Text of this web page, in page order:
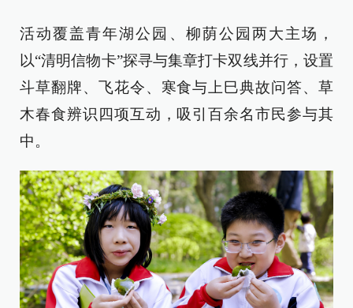
活动覆盖青年湖公园、柳荫公园两大主场，
以“清明信物卡”探寻与集章打卡双线并行，设置
斗草翻牌、飞花令、寒食与上巳典故问答、草
木春食辨识四项互动，吸引百余名市民参与其
中。